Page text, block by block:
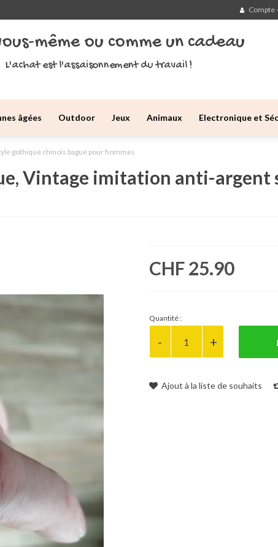
Compte
même ou comme un cadeau
L'achat est l'assaisonnement du travail !
âgées Outdoor Jeux Animaux Electronique et
gothique chinois bague pour hommes
Vintage imitation anti-
CHF 25.90
Quantité :
Ajout à la liste de souhaits